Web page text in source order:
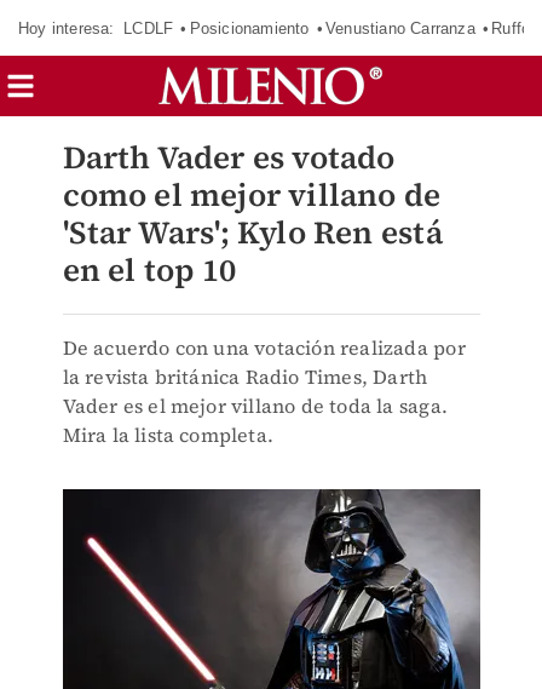
Hoy interesa: LCDLF Posicionamiento Venustiano Carranza Ruffo
Darth Vader es votado
como el mejor villano de
'Star Wars'; Kylo Ren está
en el top 10
De acuerdo con una votación realizada por
la revista británica Radio Times, Darth
Vader es el mejor villano de toda la saga.
Mira la lista completa.